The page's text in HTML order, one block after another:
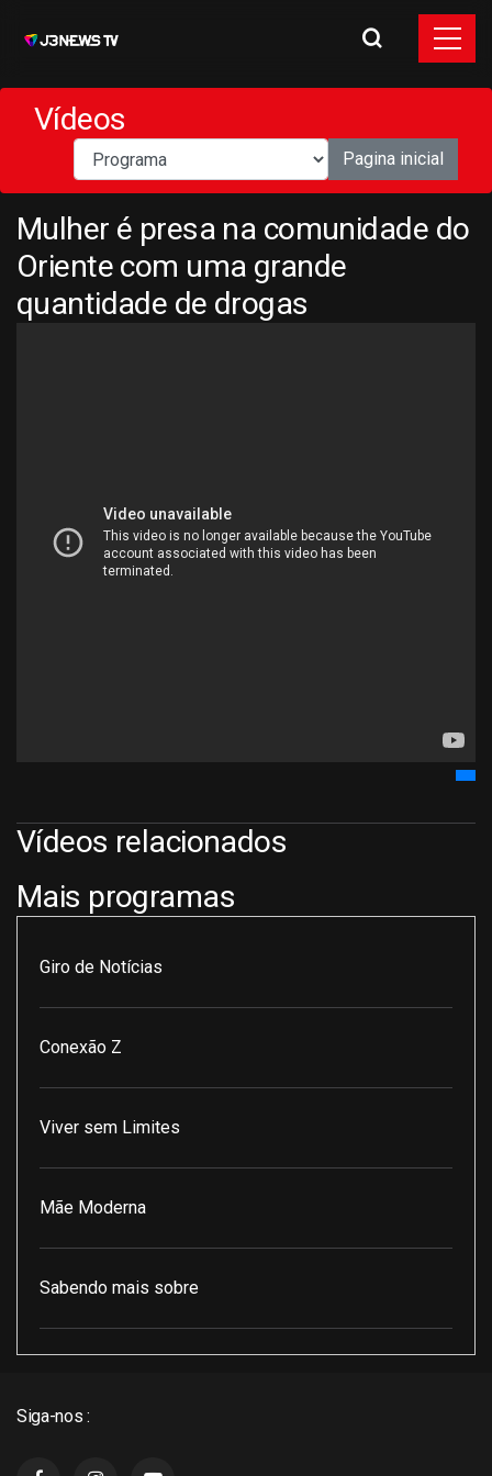
Vídeos
Pagina inicial
Mulher é presa na comunidade do
Oriente com uma grande
quantidade de drogas
Vídeos relacionados
Mais programas
Giro de Notícias
Conexão Z
Viver sem Limites
Mãe Moderna
Sabendo mais sobre
Siga-nos :